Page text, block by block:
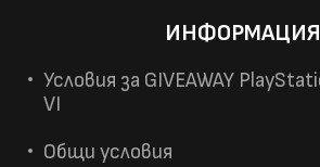
ИНФОРМАЦИЯ
Условия за GIVEAWAY
VI
Общи условия